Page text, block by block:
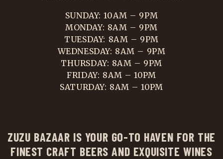
SUNDAY: 10AM – 9PM
MONDAY: 8AM – 9PM
TUESDAY: 8AM – 9PM
WEDNESDAY: 8AM – 9PM
THURSDAY: 8AM – 9PM
FRIDAY: 8AM – 10PM
SATURDAY: 8AM – 10PM
ZUZU BAZAAR IS YOUR GO-TO HAVEN FOR THE
FINEST CRAFT BEERS AND EXQUISITE WINES